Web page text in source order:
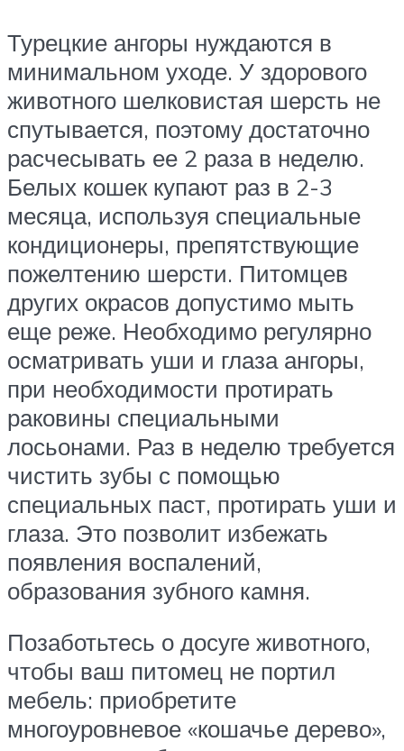
Турецкие ангоры нуждаются в
минимальном уходе. У здорового
животного шелковистая шерсть не
спутывается, поэтому достаточно
расчесывать ее 2 раза в неделю.
Белых кошек купают раз в 2-3
месяца, используя специальные
кондиционеры, препятствующие
пожелтению шерсти. Питомцев
других окрасов допустимо мыть
еще реже. Необходимо регулярно
осматривать уши и глаза ангоры,
при необходимости протирать
раковины специальными
лосьонами. Раз в неделю требуется
чистить зубы с помощью
специальных паст, протирать уши и
глаза. Это позволит избежать
появления воспалений,
образования зубного камня.
Позаботьтесь о досуге животного,
чтобы ваш питомец не портил
мебель: приобретите
многоуровневое «кошачье дерево»,